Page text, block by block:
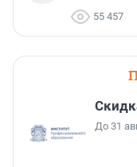
55 457
До 31